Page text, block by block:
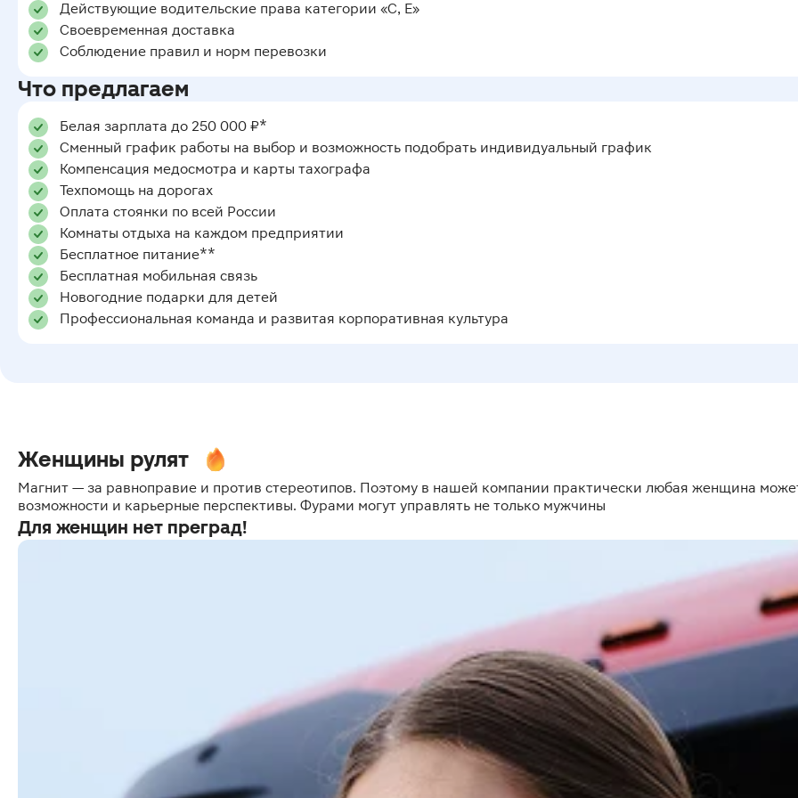
Действующие водительские права категории «С, Е»
Своевременная доставка
Соблюдение правил и норм перевозки
Что предлагаем
Белая зарплата до 250 000 ₽*
Сменный график работы на выбор и возможность подобрать индивидуальный график
Компенсация медосмотра и карты тахографа
Техпомощь на дорогах
Оплата стоянки по всей России
Комнаты отдыха на каждом предприятии
Бесплатное питание**
Бесплатная мобильная связь
Новогодние подарки для детей
Профессиональная команда и развитая корпоративная культура
Женщины рулят
Магнит — за равноправие и против стереотипов. Поэтому в нашей компании практически любая женщина
возможности и карьерные перспективы. Фурами могут управлять не только мужчины
Для женщин нет преград!